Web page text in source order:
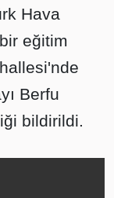
Hava
eğitim
Berfu
bildirildi.